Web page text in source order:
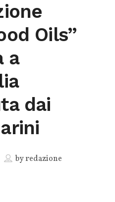
Oils”
a
dai
byredazione